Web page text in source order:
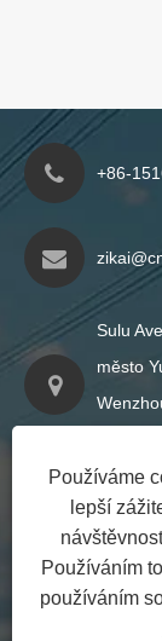
+86-
Sulu
město
Copyright ©
práva
Používáme
lepší
Používáním
používáním